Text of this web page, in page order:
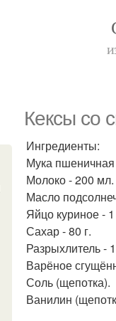
Кексы со
Ингредиенты:
Мука пшеничная
Молоко - 200 мл.
Масло
Яйцо куриное -
Сахар - 80 г.
Разрыхлитель -
Варёное
Соль (щепотка).
Ванилин